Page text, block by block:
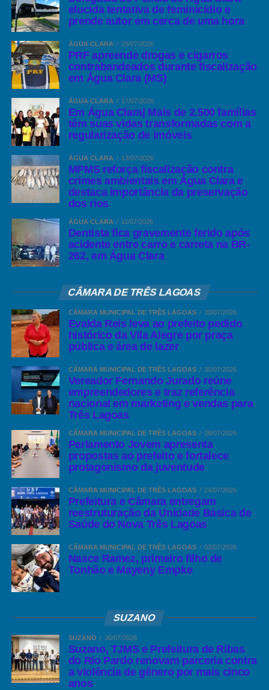
— Iluminação pública nas ruas do distrito de Arapuá,
— Solicitação das casas dos Policiais,
— Realização de diversos campeonatos e torneios de futebol,
vôlei, truco;
— Solicitação da construção de mais um poço artesiano pela
Prefeitura e Funasa,
— Solicitação para implantação da telefonia fixa e torre para
Celular;
— Solicitação de uma viatura para o Destacamento de Policia,
— Solicitação de construção do Centro Comunitário e
campo de futebol na Vila Piloto.
— Solicitação de construção de asfalto nas ruas da Vila
— Solicitação de construção de uma Escola no bairro Santa Rita;
— Pedido de duzentas linhas de telefônicas em Arapuá;
— Colocação de iluminação sobre a ponte do Distrito de
Garcias;
— Solicitação da reforma da escola municipal de Garcias.
Mensagem do ArapuáMS
Hoje é um dia especial em nosso calendário finalmente chegou o
seu dia é um momento de ser feliz de se alegrar e desejar coisas
boas, afinal não são todos os dias que temos um motivo bom pra
ser comemorado.
Esperamos que esteja feliz com esta data, tirando proveito de
cada momento, cada sorriso que lhe seja direcionado, cada
emoção que passar no dia de hoje, curta bastante, alegre-se e
divirta-se. Que seu aniversário sejaum marco de realizações em
sua vida e família, o momento é especial para muitos que com
Você está no auge da maturidade da experiência e tem que se
orgulhar muito por isso. Obrigado por fazer parte do nosso
Distrito de Arapuá, pediremos a Deus que conserve bons dias em
seu viver. Feliz Aniversário que você esteja Feliz com esta data.
elucida tentativa de feminicídio e
prende autor em cerca de uma hora
ÁGUA CLARA 29/07/2026
PRF apreende drogas e cigarros
contrabandeados durante fiscalização
em Água Clara (MS)
ÁGUA CLARA 17/07/2026
Em Água Clara| Mais de 2.500 famílias
têm suas vidas transformadas com a
regularização de imóveis
ÁGUA CLARA 13/07/2026
MPMS reforça fiscalização contra
crimes ambientais em Água Clara e
destaca importância da preservação
dos rios
ÁGUA CLARA 11/07/2026
Dentista fica gravemente ferido após
acidente entre carro e carreta na BR-
262, em Água Clara
CÂMARA DE TRÊS LAGOAS
CÂMARA MUNICIPAL DE TRÊS LAGOAS 30/07/2026
Evalda Reis leva ao prefeito pedido
histórico da Vila Alegre por praça
pública e área de lazer
CÂMARA MUNICIPAL DE TRÊS LAGOAS 30/07/2026
Vereador Fernando Jurado reúne
empreendedores e traz referência
nacional em marketing e vendas para
Três Lagoas
CÂMARA MUNICIPAL DE TRÊS LAGOAS 28/07/2026
Parlamento Jovem apresenta
propostas ao prefeito e fortalece
protagonismo da juventude
CÂMARA MUNICIPAL DE TRÊS LAGOAS 24/07/2026
Prefeitura e Câmara entregam
reestruturação da Unidade Básica de
Saúde do Nova Três Lagoas
CÂMARA MUNICIPAL DE TRÊS LAGOAS 03/07/2026
Nasce Ramez, primeiro filho de
Tonhão e Mayeny Empke
SUZANO
SUZANO 30/07/2026
Suzano, TJMS e Prefeitura de Ribas
do Rio Pardo renovam parceria contra
a violência de gênero por mais cinco
anos